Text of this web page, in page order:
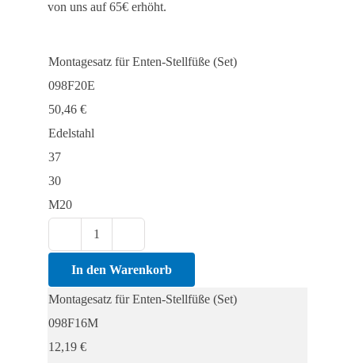
von uns auf 65€ erhöht.
Montagesatz für Enten-Stellfüße (Set)
098F20E
50,46 €
Edelstahl
37
30
M20
für
Enten-
In den Warenkorb
Montagesatz für Enten-Stellfüße (Set)
098F16M
12,19 €